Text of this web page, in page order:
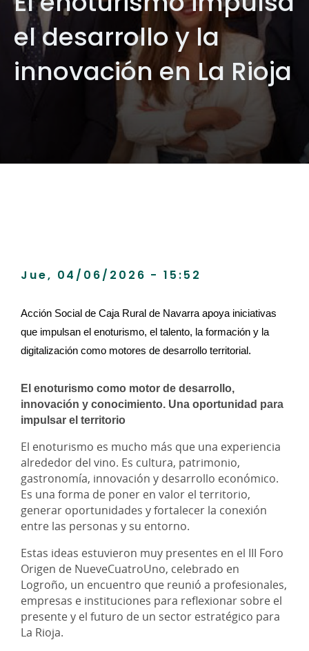
el desarrollo y la
innovación en La Rioja
Jue, 04/06/2026 - 15:52
Acción Social de Caja Rural de Navarra apoya iniciativas
que impulsan el enoturismo, el talento, la formación y la
digitalización como motores de desarrollo territorial.
El enoturismo como motor de desarrollo,
innovación y conocimiento. Una oportunidad para
impulsar el territorio
El enoturismo es mucho más que una experiencia
alrededor del vino. Es cultura, patrimonio,
gastronomía, innovación y desarrollo económico.
Es una forma de poner en valor el territorio,
generar oportunidades y fortalecer la conexión
entre las personas y su entorno.
Estas ideas estuvieron muy presentes en el III Foro
Origen de NueveCuatroUno, celebrado en
Logroño, un encuentro que reunió a profesionales,
empresas e instituciones para reflexionar sobre el
presente y el futuro de un sector estratégico para
La Rioja.